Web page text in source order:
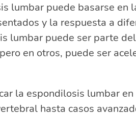
lumbar puede basarse en
y la respuesta a
lumbar puede ser parte
en otros, puede ser
la espondilosis lumbar
hasta casos